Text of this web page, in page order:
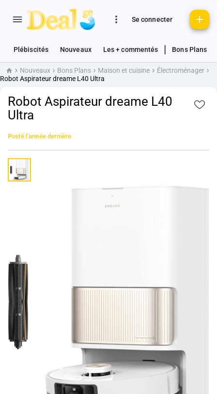
Se connecter
Plébiscités Nouveaux Les + commentés Bons Plans
AccueilNouveaux Bons Plans Maison et cuisine
Électroménager
Robot Aspirateur dreame L40 Ultra
Robot Aspirateur dreame L40
Ultra
Posté l’année dernière